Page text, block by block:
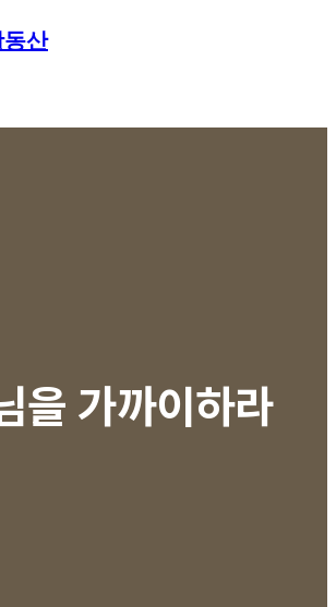
동산
을 가까이하라